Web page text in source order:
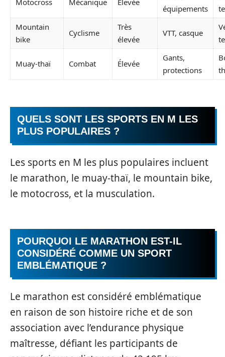
équipements
Mountain
bike
Cyclisme
Très
élevée
VTT, casque
Muay-thaï Combat Élevée
Gants,
protections
QUELS SONT LES SPORTS EN M LES
PLUS POPULAIRES ?
Les sports en M les plus populaires incluent
le marathon, le muay-thaï, le mountain bike,
le motocross, et la musculation.
POURQUOI LE MARATHON EST-IL
CONSIDÉRÉ COMME UN SPORT
EMBLÉMATIQUE ?
Le marathon est considéré emblématique
en raison de son histoire riche et de son
association avec l’endurance physique
maîtresse, défiant les participants de